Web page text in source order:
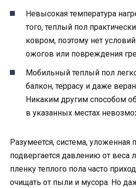
Невысокая температура
того, теплый пол
ковром, поэтому нет
ожогов или повреждения
Мобильный теплый пол
балкон, террасу и даже
Никаким другим способом
в указанных местах
Разумеется, система, уложенная
подвергается давлению от веса
пленку теплого пола часто
очищать от пыли и мусора. Но